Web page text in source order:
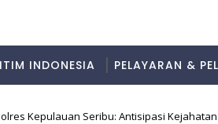
INDONESIA PELAYARAN &
Kepulauan Seribu: Antisipasi